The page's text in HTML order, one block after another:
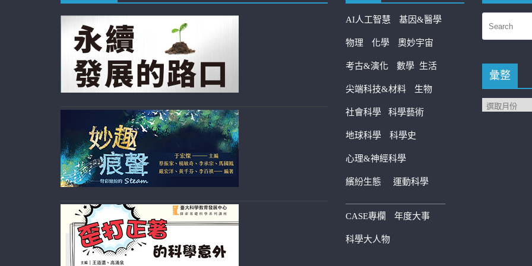
AI人工智慧 基因&醫學
物理 化學 奧妙宇宙
考古&演化 數學 生活
尖端科技&材料 生物
社會科學 科學藝術
地球科學 科學史
心理&神經科學
繽紛生態 運動科學
————————————
CASE專欄 年度大事
科學大人物
彙整